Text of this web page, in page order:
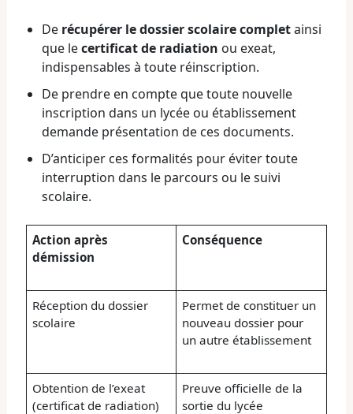
De récupérer le dossier scolaire completainsi
que lecertificat de radiation ou exeat,
indispensables à toute réinscription.
De prendre en compte que toute nouvelle
inscription dans un lycée ou établissement
demande présentation de ces documents.
D’anticiper ces formalités pour éviter toute
interruption dans le parcours ou le suivi
scolaire.
Action après
démission
Conséquence
Réception du dossier
scolaire
Permet de constituer un
nouveau dossier pour
un autre établissement
Obtention de l’exeat
(certificat de radiation)
Preuve officielle de la
sortie du lycée